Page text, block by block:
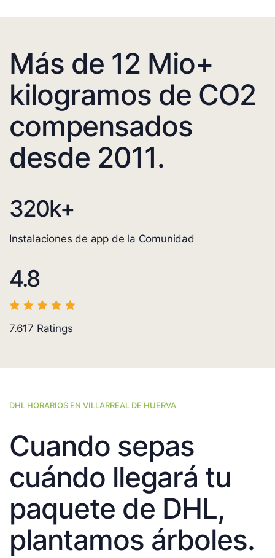
Más de 12 Mio+
kilogramos de CO2
compensados
desde 2011.
320k+
Instalaciones de app de la Comunidad
4.8
7.617 Ratings
DHL HORARIOS EN VILLARREAL DE HUERVA
Cuando sepas
cuándo llegará tu
paquete de DHL,
plantamos árboles.